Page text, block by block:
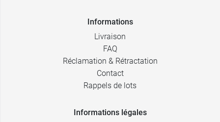
Informations
Livraison
FAQ
Réclamation & Rétractation
Contact
Rappels de lots
Informations légales